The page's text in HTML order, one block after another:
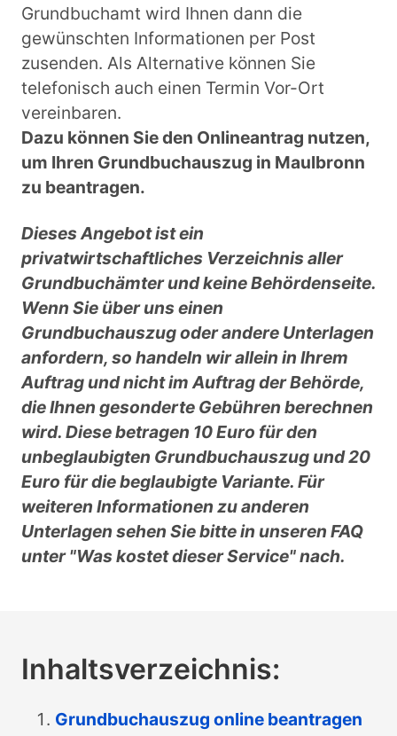
Grundbuchamt wird Ihnen dann die
gewünschten Informationen per Post
zusenden. Als Alternative können Sie
telefonisch auch einen Termin Vor-Ort
vereinbaren.
Dazu können Sie den Onlineantrag nutzen,
um Ihren Grundbuchauszug in Maulbronn
zu beantragen.
Dieses Angebot ist ein
privatwirtschaftliches Verzeichnis aller
Grundbuchämter und keine Behördenseite.
Wenn Sie über uns einen
Grundbuchauszug oder andere Unterlagen
anfordern, so handeln wir allein in Ihrem
Auftrag und nicht im Auftrag der Behörde,
die Ihnen gesonderte Gebühren berechnen
wird. Diese betragen 10 Euro für den
unbeglaubigten Grundbuchauszug und 20
Euro für die beglaubigte Variante. Für
weiteren Informationen zu anderen
Unterlagen sehen Sie bitte in unseren FAQ
unter "Was kostet dieser Service" nach.
Inhaltsverzeichnis:
Grundbuchauszug online beantragen